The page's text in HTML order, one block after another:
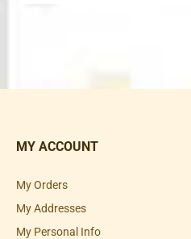
MY ACCOUNT
My Orders
My Addresses
My Personal Info